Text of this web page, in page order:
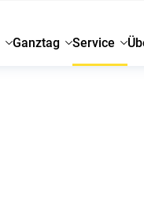
Ganztag Service